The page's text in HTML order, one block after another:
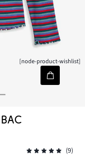
[node-product-wishlist]
(9)